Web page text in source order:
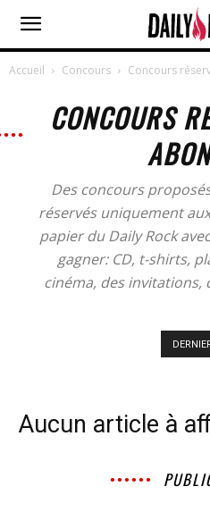
Accueil Concours Concours
CONCOURS
Des concours
réservés uniquement
papier du Daily Rock
gagner: CD, t-shirts,
cinéma, des invitations,
Aucun article à